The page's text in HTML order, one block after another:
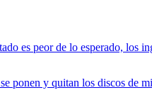
es peor de lo esperado, los
ponen y quitan los discos de